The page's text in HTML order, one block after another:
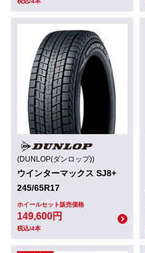
(DUNLOP(ダンロップ))
ウインターマックス SJ8+
245/65R17
ホイールセット販売価格
149,600円
税込/4本